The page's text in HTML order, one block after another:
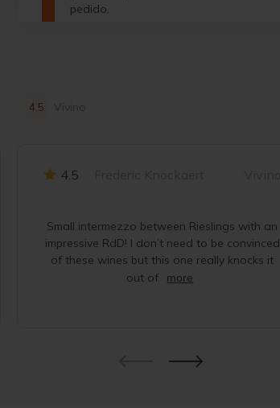
pedido.
4.5 Vivino
4.5
Small intermezzo between Rieslings with an
impressive RdD! I don’t need to be convinced
of these wines but this one really knocks it
out of
more